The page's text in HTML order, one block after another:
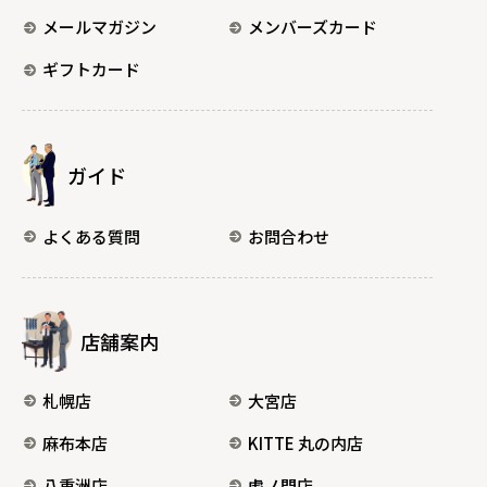
メールマガジン
メンバーズカード
ギフトカード
ガイド
よくある質問 お問合わせ
店舗案内
札幌店
大宮店
麻布本店
KITTE 丸の内店